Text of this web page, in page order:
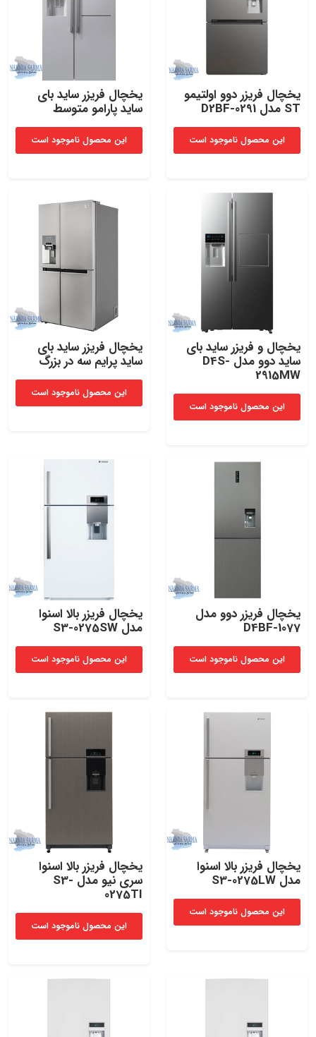
یخچال‌ فریزر دوو اولتیمو
ST مدل D2BF-0291​
این محصول ناموجود است
یخچال‌ فریزر ساید بای‌
ساید پارامو متوسط
این محصول ناموجود است
یخچال و فریزر ساید بای
ساید دوو مدل D4S-
2915MW
این محصول ناموجود است
یخچال فریزر ساید بای
ساید پرایم سه در بزرگ
این محصول ناموجود است
یخچال‌ فریزر دوو مدل
D4BF-1077
این محصول ناموجود است
یخچال فریزر بالا اسنوا
مدل S3-0275SW
این محصول ناموجود است
یخچال فریزر بالا اسنوا
مدل S3-0275LW
این محصول ناموجود است
یخچال فریزر بالا اسنوا
سری نیو مدل S3-
0275TI
این محصول ناموجود است